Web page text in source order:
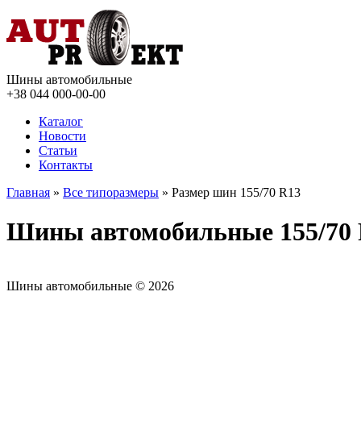
Шины автомобильные
+38 044 000-00-00
Каталог
Новости
Статьи
Контакты
Главная » Все типоразмеры » Размер шин 155/70 R13
Шины автомобильные 155/70
Шины автомобильные © 2026